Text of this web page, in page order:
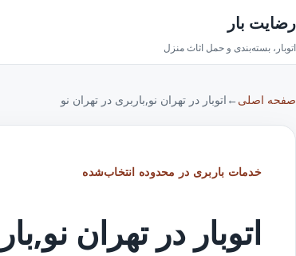
رضایت بار
اتوبار، بسته‌بندی و حمل اثاث منزل
صفحه اصلی ← اتوبار در تهران نو,باربری در تهران نو
خدمات باربری در محدوده انتخاب‌شده
اتوبار در تهران